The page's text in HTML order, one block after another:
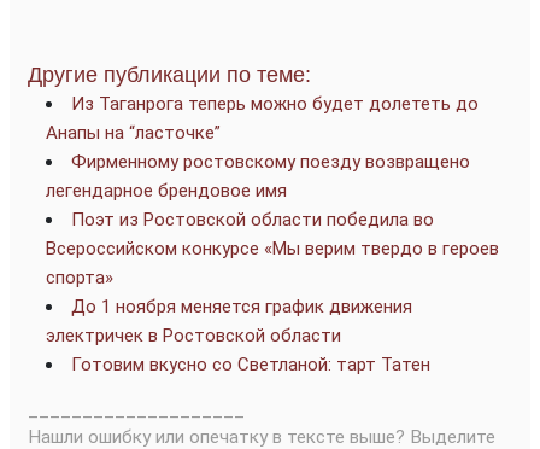
Другие публикации по теме:
Из Таганрога теперь можно будет долететь до
Анапы на “ласточке”
Фирменному ростовскому поезду возвращено
легендарное брендовое имя
Поэт из Ростовской области победила во
Всероссийском конкурсе «Мы верим твердо в героев
спорта»
До 1 ноября меняется график движения
электричек в Ростовской области
Готовим вкусно со Светланой: тарт Татен
Нашли ошибку или опечатку в тексте выше? Выделите